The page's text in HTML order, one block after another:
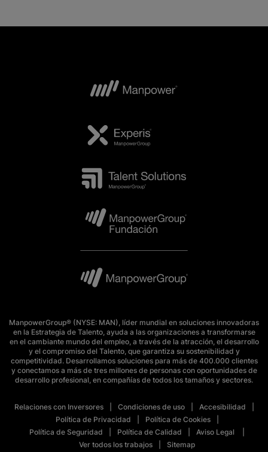
ManpowerGroup® (NYSE: MAN), líder mundial en soluciones innovadoras
en la Estrategia de Talento, ayuda a las organizaciones a transformarse
en el cambiante mundo del empleo, a través de la atracción, el desarrollo
y el compromiso del Talento, que garantiza su sostenibilidad y
competitividad. Desarrollamos soluciones para más de 400.000 clientes
y conectamos a más de tres millones de personas con oportunidades de
desarrollo profesional, en compañías de todos los tamaños y sectores.
Relaciones con Inversores Condiciones de uso
Accesibilidad
Política de Privacidad
Política de Cookies
Política de Seguridad
Política de Calidad
Aviso Legal
Ver todos los trabajos
Sitemap